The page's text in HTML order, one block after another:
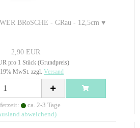
BRoSCHE - GRau - 12,5cm ♥
2,90 EUR
pro 1 Stück (Grundpreis)
MwSt. zzgl. Versand
ca. 2-3 Tage
abweichend)